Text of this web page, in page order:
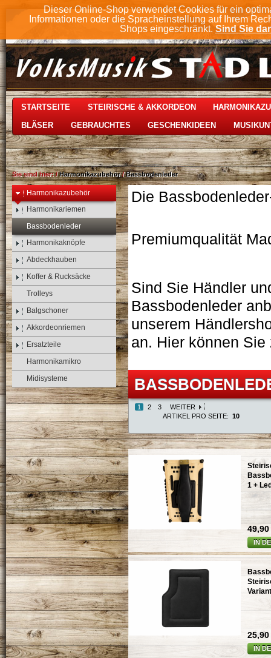
Dieser Online-Shop verwendet Cookies für ein
Informationen oder die Spracheinstellung auf Ihrem
Shops eingeschränkt. Sind Sie
STARTSEITE STEIRISCHE & AKKORDEON
BLÄSER GEBRAUCHTES GESCHENKIDEEN
Sie sind hier:/Harmonikazubehör/Bassbodenleder
Harmonikazubehör
Harmonikariemen
Bassbodenleder
Harmonikaknöpfe
Abdeckhauben
Koffer & Rucksäcke
Trolleys
Balgschoner
Akkordeonriemen
Ersatzteile
Harmonikamikro
Midisysteme
Die
Premiumqualität
Sind Sie Händler
Bassbodenleder
unserem
an. Hier können
1 2 3
WEITER
ARTIKEL PRO SEITE: 10
1 +
49,90
IN
25,90
IN